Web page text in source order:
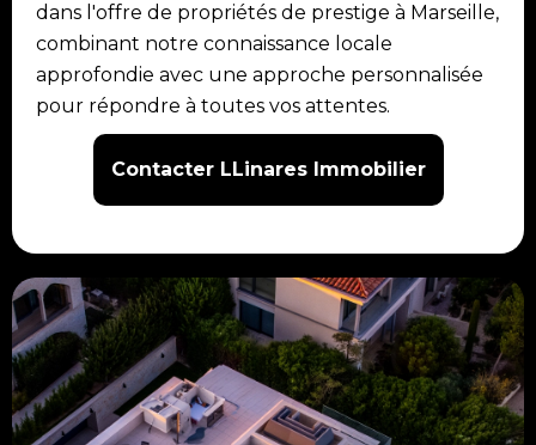
dans l'offre de propriétés de prestige à Marseille,
combinant notre connaissance locale
approfondie avec une approche personnalisée
pour répondre à toutes vos attentes.
Contacter LLinares Immobilier